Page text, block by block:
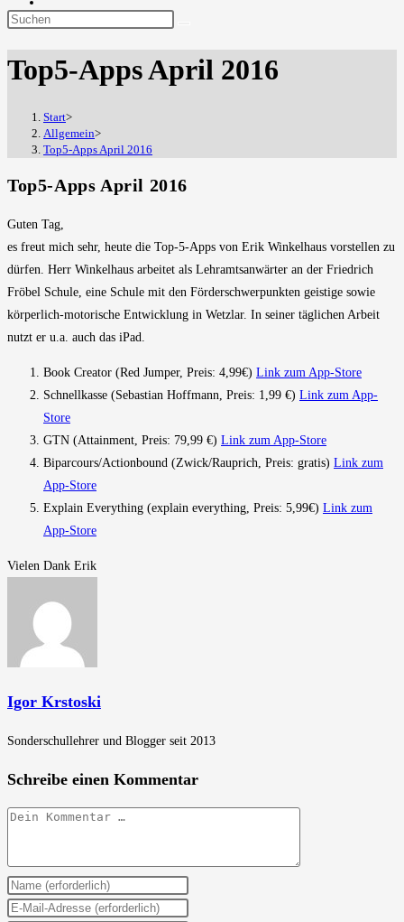
Diese
durchsuchen
Top5-Apps April 2016
Start>
Allgemein>
Top5-Apps April 2016
Top5-Apps April 2016
Guten Tag,
es freut mich sehr, heute die Top-5-Apps von Erik Winkelhaus vorstellen zu
dürfen. Herr Winkelhaus arbeitet als Lehramtsanwärter an der Friedrich
Fröbel Schule, eine Schule mit den Förderschwerpunkten geistige sowie
körperlich-motorische Entwicklung in Wetzlar. In seiner täglichen Arbeit
nutzt er u.a. auch das iPad.
Book Creator (Red Jumper, Preis: 4,99€) Link zum App-Store
Schnellkasse (Sebastian Hoffmann, Preis: 1,99 €) Link zum App-
Store
GTN (Attainment, Preis: 79,99 €) Link zum App-Store
Biparcours/Actionbound (Zwick/Rauprich, Preis: gratis) Link zum
App-Store
Explain Everything (explain everything, Preis: 5,99€) Link zum
App-Store
Vielen Dank Erik
Igor Krstoski
Sonderschullehrer und Blogger seit 2013
Schreibe einen Kommentar
Kommentar
Gib
deinen
Gib